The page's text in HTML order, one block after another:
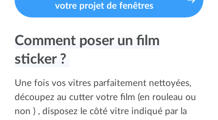
votre projet de fenêtres
Comment poser un film
sticker ?
Une fois vos vitres parfaitement nettoyées,
découpez au cutter votre film (en rouleau ou
non ) , disposez le côté vitre indiqué par la